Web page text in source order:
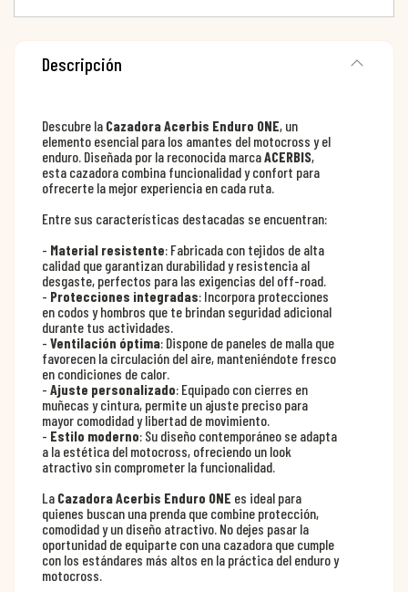
Descripción
Descubre la Cazadora Acerbis Enduro ONE, un
elemento esencial para los amantes del motocross y el
enduro. Diseñada por la reconocida marcaACERBIS,
esta cazadora combina funcionalidad y confort para
ofrecerte la mejor experiencia en cada ruta.
Entre sus características destacadas se encuentran:
- Material resistente: Fabricada con tejidos de alta
calidad que garantizan durabilidad y resistencia al
desgaste, perfectos para las exigencias del off-road.
- Protecciones integradas: Incorpora protecciones
en codos y hombros que te brindan seguridad adicional
durante tus actividades.
- Ventilación óptima: Dispone de paneles de malla que
favorecen la circulación del aire, manteniéndote fresco
en condiciones de calor.
- Ajuste personalizado: Equipado con cierres en
muñecas y cintura, permite un ajuste preciso para
mayor comodidad y libertad de movimiento.
- Estilo moderno: Su diseño contemporáneo se adapta
a la estética del motocross, ofreciendo un look
atractivo sin comprometer la funcionalidad.
La Cazadora Acerbis Enduro ONE es ideal para
quienes buscan una prenda que combine protección,
comodidad y un diseño atractivo. No dejes pasar la
oportunidad de equiparte con una cazadora que cumple
con los estándares más altos en la práctica del enduro y
motocross.